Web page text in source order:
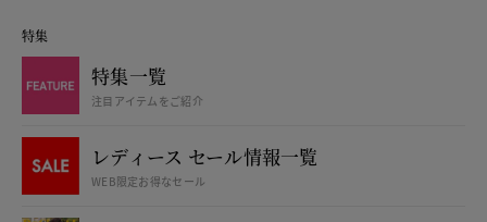
特集
特集一覧
注目アイテムをご紹介
レディース セール情報一覧
WEB限定お得なセール